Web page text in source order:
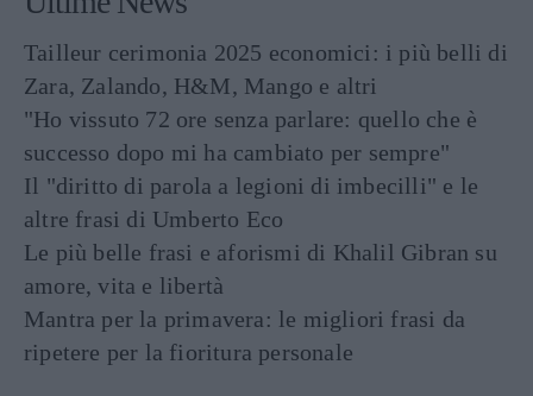
Tailleur cerimonia 2025 economici: i più belli di
Zara, Zalando, H&M, Mango e altri
"Ho vissuto 72 ore senza parlare: quello che è
successo dopo mi ha cambiato per sempre"
Il "diritto di parola a legioni di imbecilli" e le
altre frasi di Umberto Eco
Le più belle frasi e aforismi di Khalil Gibran su
amore, vita e libertà
Mantra per la primavera: le migliori frasi da
ripetere per la fioritura personale